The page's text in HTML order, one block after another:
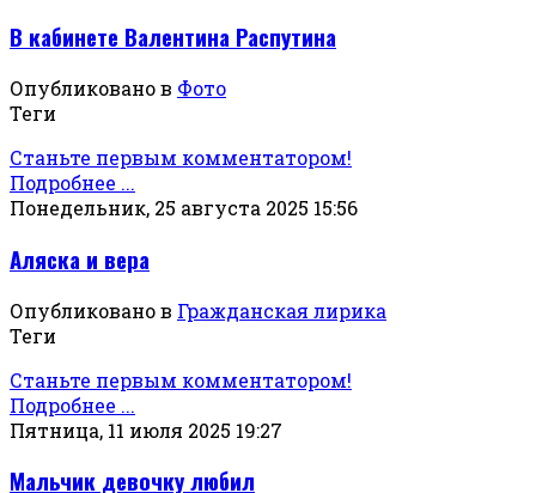
В кабинете Валентина Распутина
Опубликовано в Фото
Теги
Станьте первым комментатором!
Подробнее ...
Понедельник, 25 августа 2025 15:56
Аляска и вера
Опубликовано в Гражданская лирика
Теги
Станьте первым комментатором!
Подробнее ...
Пятница, 11 июля 2025 19:27
Мальчик девочку любил